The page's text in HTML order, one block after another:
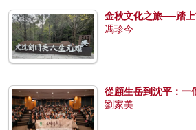
金秋文化之旅──踏
馮珍今
從顧生岳到沈平：一
劉家美